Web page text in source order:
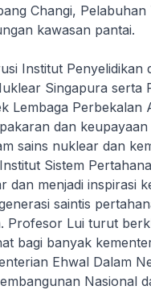
Changi, Pelabuhan
kawasan pantai.
Institut Penyelidikan
Singapura serta
Lembaga Perbekalan
dan
sains nuklear dan
Sistem
dan menjadi inspirasi
saintis
Profesor Lui turut
bagi banyak
Ehwal Dalam
Nasional